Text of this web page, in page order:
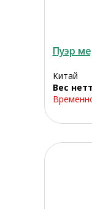
Пуэр
Китай
Вес